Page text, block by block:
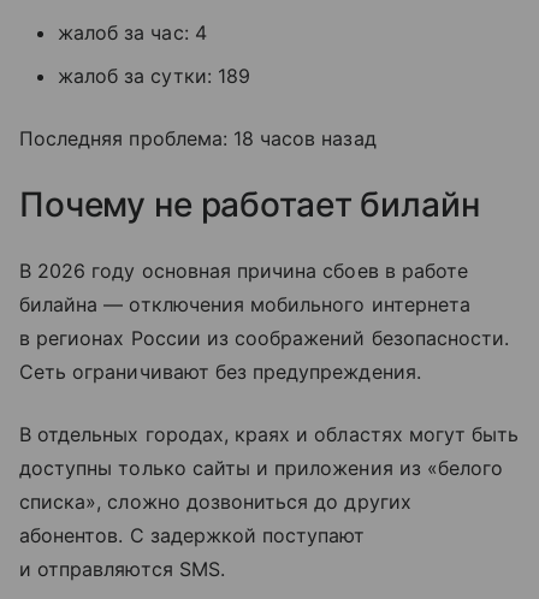
жалоб за час: 4
жалоб за сутки: 189
Последняя проблема: 18 часов назад
Почему не работает билайн
В 2026 году основная причина сбоев в работе
билайна — отключения мобильного интернета
в регионах России из соображений безопасности.
Сеть ограничивают без предупреждения.
В отдельных городах, краях и областях могут быть
доступны только сайты и приложения из «белого
списка», сложно дозвониться до других
абонентов. С задержкой поступают
и отправляются SMS.